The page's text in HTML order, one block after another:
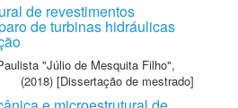
de revestimentos
de turbinas hidráulicas
"Júlio de Mesquita Filho",
(2018) [Dissertação de mestrado]